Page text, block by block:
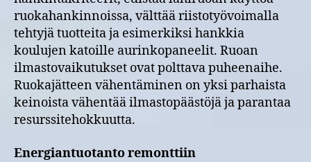
ruokahankinnoissa, välttää riistotyövoimalla
tehtyjä tuotteita ja esimerkiksi hankkia
koulujen katoille aurinkopaneelit. Ruoan
ilmastovaikutukset ovat polttava puheenaihe.
Ruokajätteen vähentäminen on yksi parhaista
keinoista vähentää ilmastopäästöjä ja parantaa
resurssitehokkuutta.
Energiantuotanto remonttiin